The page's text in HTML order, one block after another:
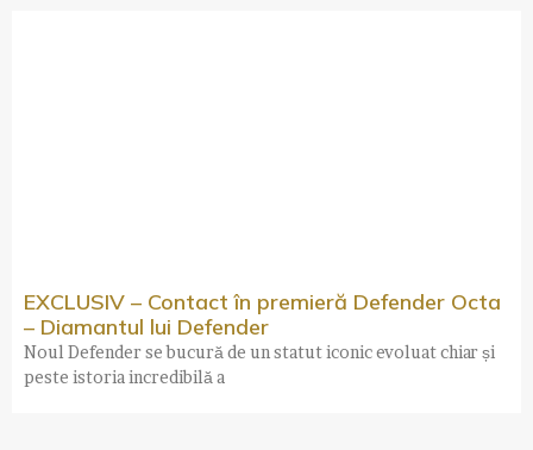
EXCLUSIV – Contact în premieră Defender Octa
– Diamantul lui Defender
Noul Defender se bucură de un statut iconic evoluat chiar și
peste istoria incredibilă a